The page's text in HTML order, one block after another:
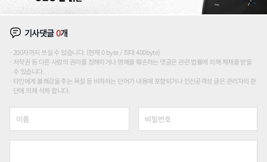
기사댓글0개
200자까지 쓰실 수 있습니다. (현재 0 byte / 최대 400byte)
저작권 등 다른 사람의 권리를 침해하거나 명예를 훼손하는 댓글은 관련 법률에 의해 제재를 받을
수 있습니다.
타인에게 불쾌감을 주는 욕설 등 비하하는 단어가 내용에 포함되거나 인신공격성 글은 관리자의 판
단에 의해 삭제 합니다.